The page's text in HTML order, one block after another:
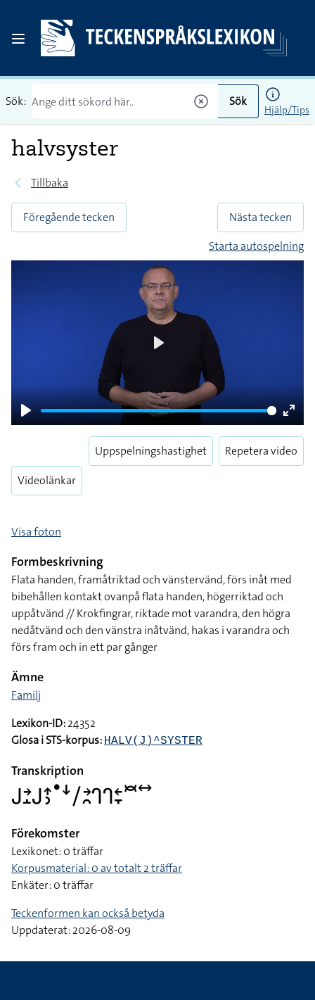
Sök: Sök
Hjälp/Tips
halvsyster
Tillbaka
Föregående tecken
Nästa tecken
Starta autospelning
Play
Enter
Videolänkar
Uppspelningshastighet Repetera video
Visa foton
Formbeskrivning
Flata handen, framåtriktad och vänstervänd, förs inåt med
bibehållen kontakt ovanpå flata handen, högerriktad och
uppåtvänd // Krokfingrar, riktade mot varandra, den högra
nedåtvänd och den vänstra inåtvänd, hakas i varandra och
förs fram och in ett par gånger
Ämne
Familj
Lexikon-ID:24352
Glosa i STS-korpus: HALV(J)^SYSTER
Transkription
􌤢􌥔􌤸􌤢􌤴􌤶􌤟􌦄􌥠􌥔􌥘􌤪􌤪􌥓􌥙􌥫􌥤
Förekomster
Lexikonet: 0 träffar
Korpusmaterial: 0 av totalt 2 träffar
Enkäter: 0 träffar
Teckenformen kan också betyda
Uppdaterat: 2026-08-09